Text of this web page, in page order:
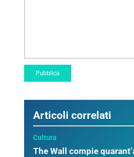
Articoli correlati
Cultura
The Wall compie